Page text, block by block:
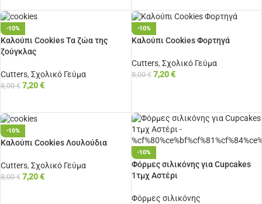
-10%
Καλούπι Cookies Τα ζώα της
ζούγκλας
Cutters, Σχολικό Γεύμα
8,00€ 7,20€
-10%
Καλούπι Cookies Φορτηγά
Cutters, Σχολικό Γεύμα
8,00€ 7,20€
-10%
Καλούπι Cookies Λουλούδια
Cutters, Σχολικό Γεύμα
8,00€ 7,20€
-10%
Φόρμες σιλικόνης για Cupcakes
1τμχ Αστέρι
Φόρμες σιλικόνης